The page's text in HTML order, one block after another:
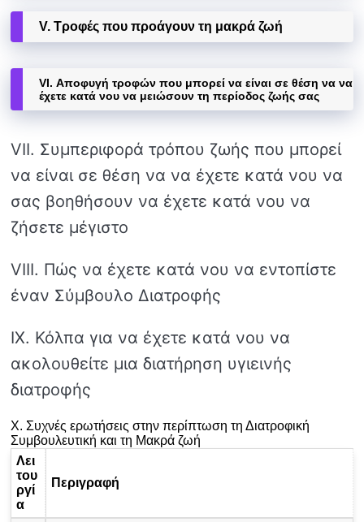
V. Τροφές που προάγουν τη μακρά ζωή
VI. Αποφυγή τροφών που μπορεί να είναι σε θέση να να
έχετε κατά νου να μειώσουν τη περίοδος ζωής σας
VII. Συμπεριφορά τρόπου ζωής που μπορεί
να είναι σε θέση να να έχετε κατά νου να
σας βοηθήσουν να έχετε κατά νου να
ζήσετε μέγιστο
VIII. Πώς να έχετε κατά νου να εντοπίστε
έναν Σύμβουλο Διατροφής
IX. Κόλπα για να έχετε κατά νου να
ακολουθείτε μια διατήρηση υγιεινής
διατροφής
X. Συχνές ερωτήσεις στην περίπτωση τη Διατροφική
Συμβουλευτική και τη Μακρά ζωή
Λει
του
ργί
α
Περιγραφή